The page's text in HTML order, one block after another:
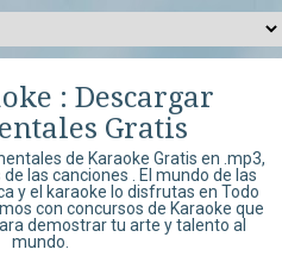
: Descargar
Gratis
de Karaoke Gratis en .mp3,
las canciones . El mundo de las
y el karaoke lo disfrutas en Todo
con concursos de Karaoke que
demostrar tu arte y talento al
mundo.